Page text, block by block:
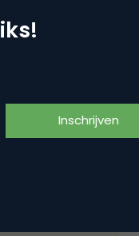
zoals
bureau: